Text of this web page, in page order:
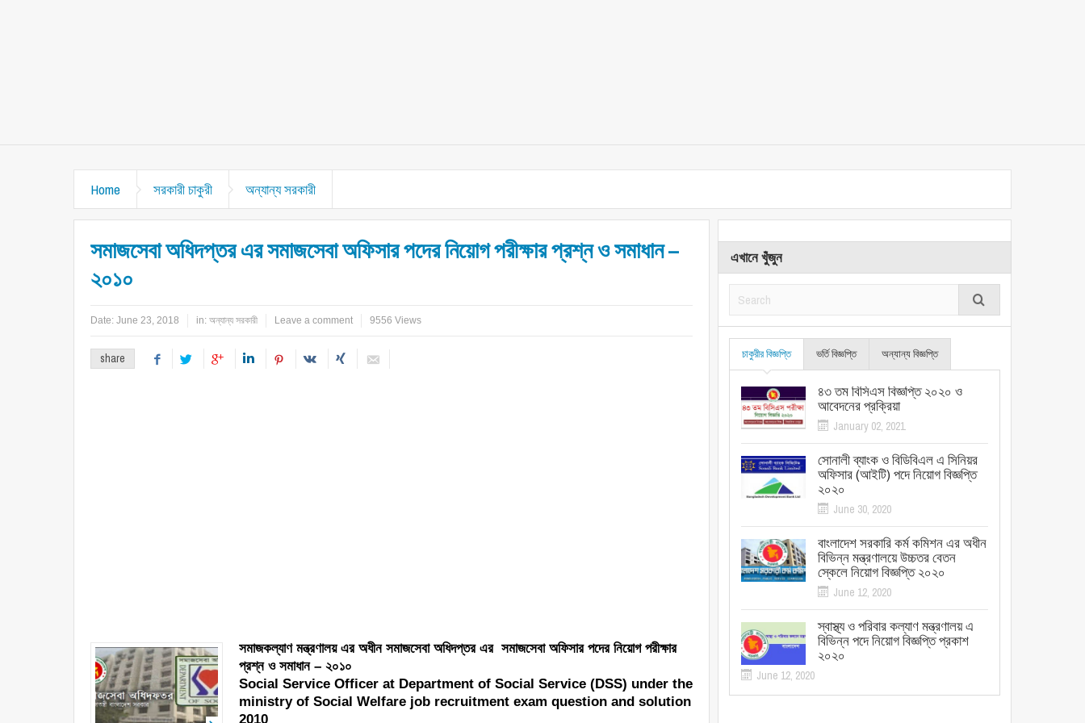
Home সরকারী চাকুরী অন্যান্য সরকারী
সমাজসেবা অধিদপ্তর এর সমাজসেবা অফিসার পদের নিয়োগ পরীক্ষার প্রশ্ন ও সমাধান –
২০১০
Date: June 23, 2018 in: অন্যান্য সরকারী Leave a comment 9556 Views
share
সমাজকল্যাণ মন্ত্রণালয় এর অধীন সমাজসেবা অধিদপ্তর এর সমাজসেবা অফিসার পদের নিয়োগ পরীক্ষার
প্রশ্ন ও সমাধান – ২০১০
Social Service Officer at Department of Social Service (DSS) under the
ministry of Social Welfare job recruitment exam question and solution
2010
এখানে খুঁজুন
চাকুরীর বিজ্ঞপ্তি ভর্তি বিজ্ঞপ্তি অন্যান্য বিজ্ঞপ্তি
৪৩ তম বিসিএস বিজ্ঞপ্তি ২০২০ ও
আবেদনের প্রক্রিয়া
January 02, 2021
সোনালী ব্যাংক ও বিডিবিএল এ সিনিয়র
অফিসার (আইটি) পদে নিয়োগ বিজ্ঞপ্তি
২০২০
June 30, 2020
বাংলাদেশ সরকারি কর্ম কমিশন এর অধীন
বিভিন্ন মন্ত্রণালয়ে উচ্চতর বেতন
স্কেলে নিয়োগ বিজ্ঞপ্তি ২০২০
June 12, 2020
স্বাস্থ্য ও পরিবার কল্যাণ মন্ত্রণালয় এ
বিভিন্ন পদে নিয়োগ বিজ্ঞপ্তি প্রকাশ
২০২০
June 12, 2020